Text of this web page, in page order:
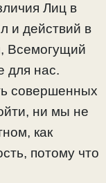
Лиц в
и действий в
Всемогущий
для нас.
совершенных
ни мы не
как
потому что